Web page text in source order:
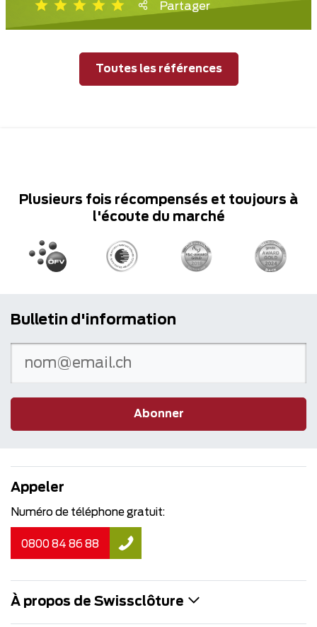
Partager
Toutes les références
Plusieurs fois récompensés et toujours à
l'écoute du marché
Bulletin d'information
Abonner
Appeler
Numéro de téléphone gratuit:
0800 84 86 88
À propos de Swissclôture